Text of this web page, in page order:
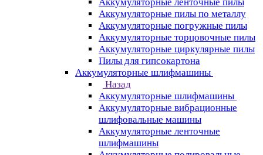
Аккумуляторные пилы по металлу
Аккумуляторные погружные пилы
Аккумуляторные торцовочные пилы
Аккумуляторные циркулярные пилы
Пилы для гипсокартона
Аккумуляторные шлифмашины
Назад
Аккумуляторные шлифмашины
Аккумуляторные вибрационные
шлифовальные машины
Аккумуляторные ленточные
шлифмашины